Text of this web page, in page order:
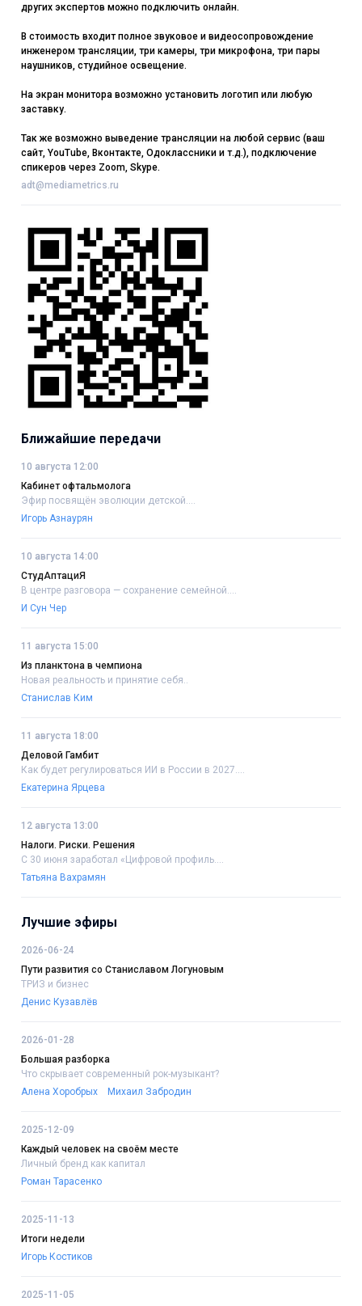
других экспертов можно подключить онлайн.
В стоимость входит полное звуковое и видеосопровождение
инженером трансляции, три камеры, три микрофона, три пары
наушников, студийное освещение.
На экран монитора возможно установить логотип или любую
заставку.
Так же возможно выведение трансляции на любой сервис (ваш
сайт, YouTube, Вконтакте, Одоклассники и т.д.), подключение
спикеров через Zoom, Skype.
adt@mediametrics.ru
Ближайшие передачи
10 августа 12:00
Кабинет офтальмолога
Эфир посвящён эволюции детской....
Игорь Азнаурян
10 августа 14:00
СтудАптациЯ
В центре разговора — сохранение семейной....
И Сун Чер
11 августа 15:00
Из планктона в чемпиона
Новая реальность и принятие себя..
Станислав Ким
11 августа 18:00
Деловой Гамбит
Как будет регулироваться ИИ в России в 2027....
Екатерина Ярцева
12 августа 13:00
Налоги. Риски. Решения
С 30 июня заработал «Цифровой профиль....
Татьяна Вахрамян
Лучшие эфиры
2026-06-24
Пути развития со Станиславом Логуновым
ТРИЗ и бизнес
Денис Кузавлёв
2026-01-28
Большая разборка
Что скрывает современный рок-музыкант?
Алена Хоробрых
Михаил Забродин
2025-12-09
Каждый человек на своём месте
Личный бренд как капитал
Роман Тарасенко
2025-11-13
Итоги недели
Игорь Костиков
2025-11-05